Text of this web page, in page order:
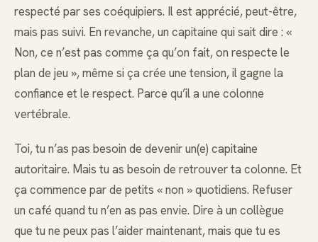
respecté par ses coéquipiers. Il est apprécié, peut-être,
mais pas suivi. En revanche, un capitaine qui sait dire : «
Non, ce n’est pas comme ça qu’on fait, on respecte le
plan de jeu », même si ça crée une tension, il gagne la
confiance et le respect. Parce qu’il a une colonne
vertébrale.
Toi, tu n’as pas besoin de devenir un(e) capitaine
autoritaire. Mais tu as besoin de retrouver ta colonne. Et
ça commence par de petits « non » quotidiens. Refuser
un café quand tu n’en as pas envie. Dire à un collègue
que tu ne peux pas l’aider maintenant, mais que tu es